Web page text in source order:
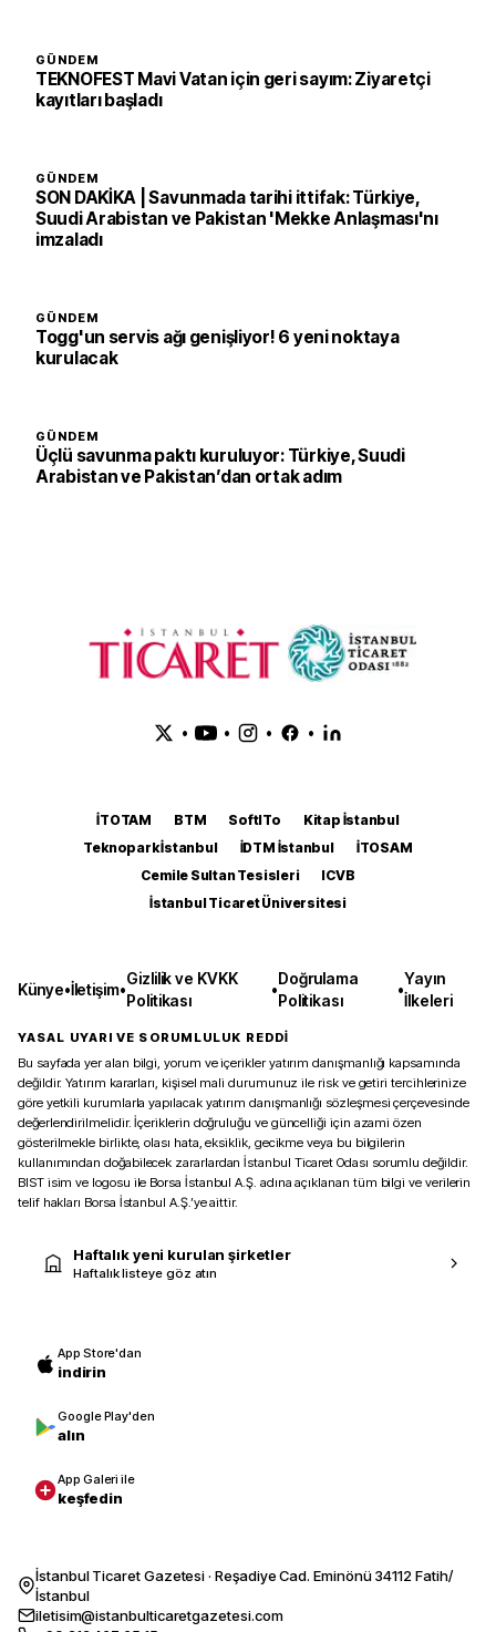
GÜNDEM
TEKNOFEST Mavi Vatan için geri sayım: Ziyaretçi
kayıtları başladı
GÜNDEM
SON DAKİKA | Savunmada tarihi ittifak: Türkiye,
Suudi Arabistan ve Pakistan 'Mekke Anlaşması'nı
imzaladı
GÜNDEM
Togg'un servis ağı genişliyor! 6 yeni noktaya
kurulacak
GÜNDEM
Üçlü savunma paktı kuruluyor: Türkiye, Suudi
Arabistan ve Pakistan’dan ortak adım
• • • •
İTOTAM BTM SoftITo
Kitap İstanbul
Teknopark İstanbul
İDTM İstanbul
İTOSAM
Cemile Sultan Tesisleri
ICVB
İstanbul Ticaret Üniversitesi
Künye•İletişim•
Gizlilik ve KVKK
Politikası
•
Doğrulama
Politikası
•
Yayın
İlkeleri
YASAL UYARI VE SORUMLULUK REDDİ
Bu sayfada yer alan bilgi, yorum ve içerikler yatırım danışmanlığı kapsamında
değildir. Yatırım kararları, kişisel mali durumunuz ile risk ve getiri tercihlerinize
göre yetkili kurumlarla yapılacak yatırım danışmanlığı sözleşmesi çerçevesinde
değerlendirilmelidir. İçeriklerin doğruluğu ve güncelliği için azami özen
gösterilmekle birlikte, olası hata, eksiklik, gecikme veya bu bilgilerin
kullanımından doğabilecek zararlardan İstanbul Ticaret Odası sorumlu değildir.
BIST isim ve logosu ile Borsa İstanbul A.Ş. adına açıklanan tüm bilgi ve verilerin
telif hakları Borsa İstanbul A.Ş.’ye aittir.
Haftalık yeni kurulan şirketler
Haftalık listeye göz atın
App Store'dan
indirin
Google Play'den
alın
App Galeri ile
keşfedin
İstanbul Ticaret Gazetesi · Reşadiye Cad. Eminönü 34112 Fatih/
İstanbul
iletisim@istanbulticaretgazetesi.com